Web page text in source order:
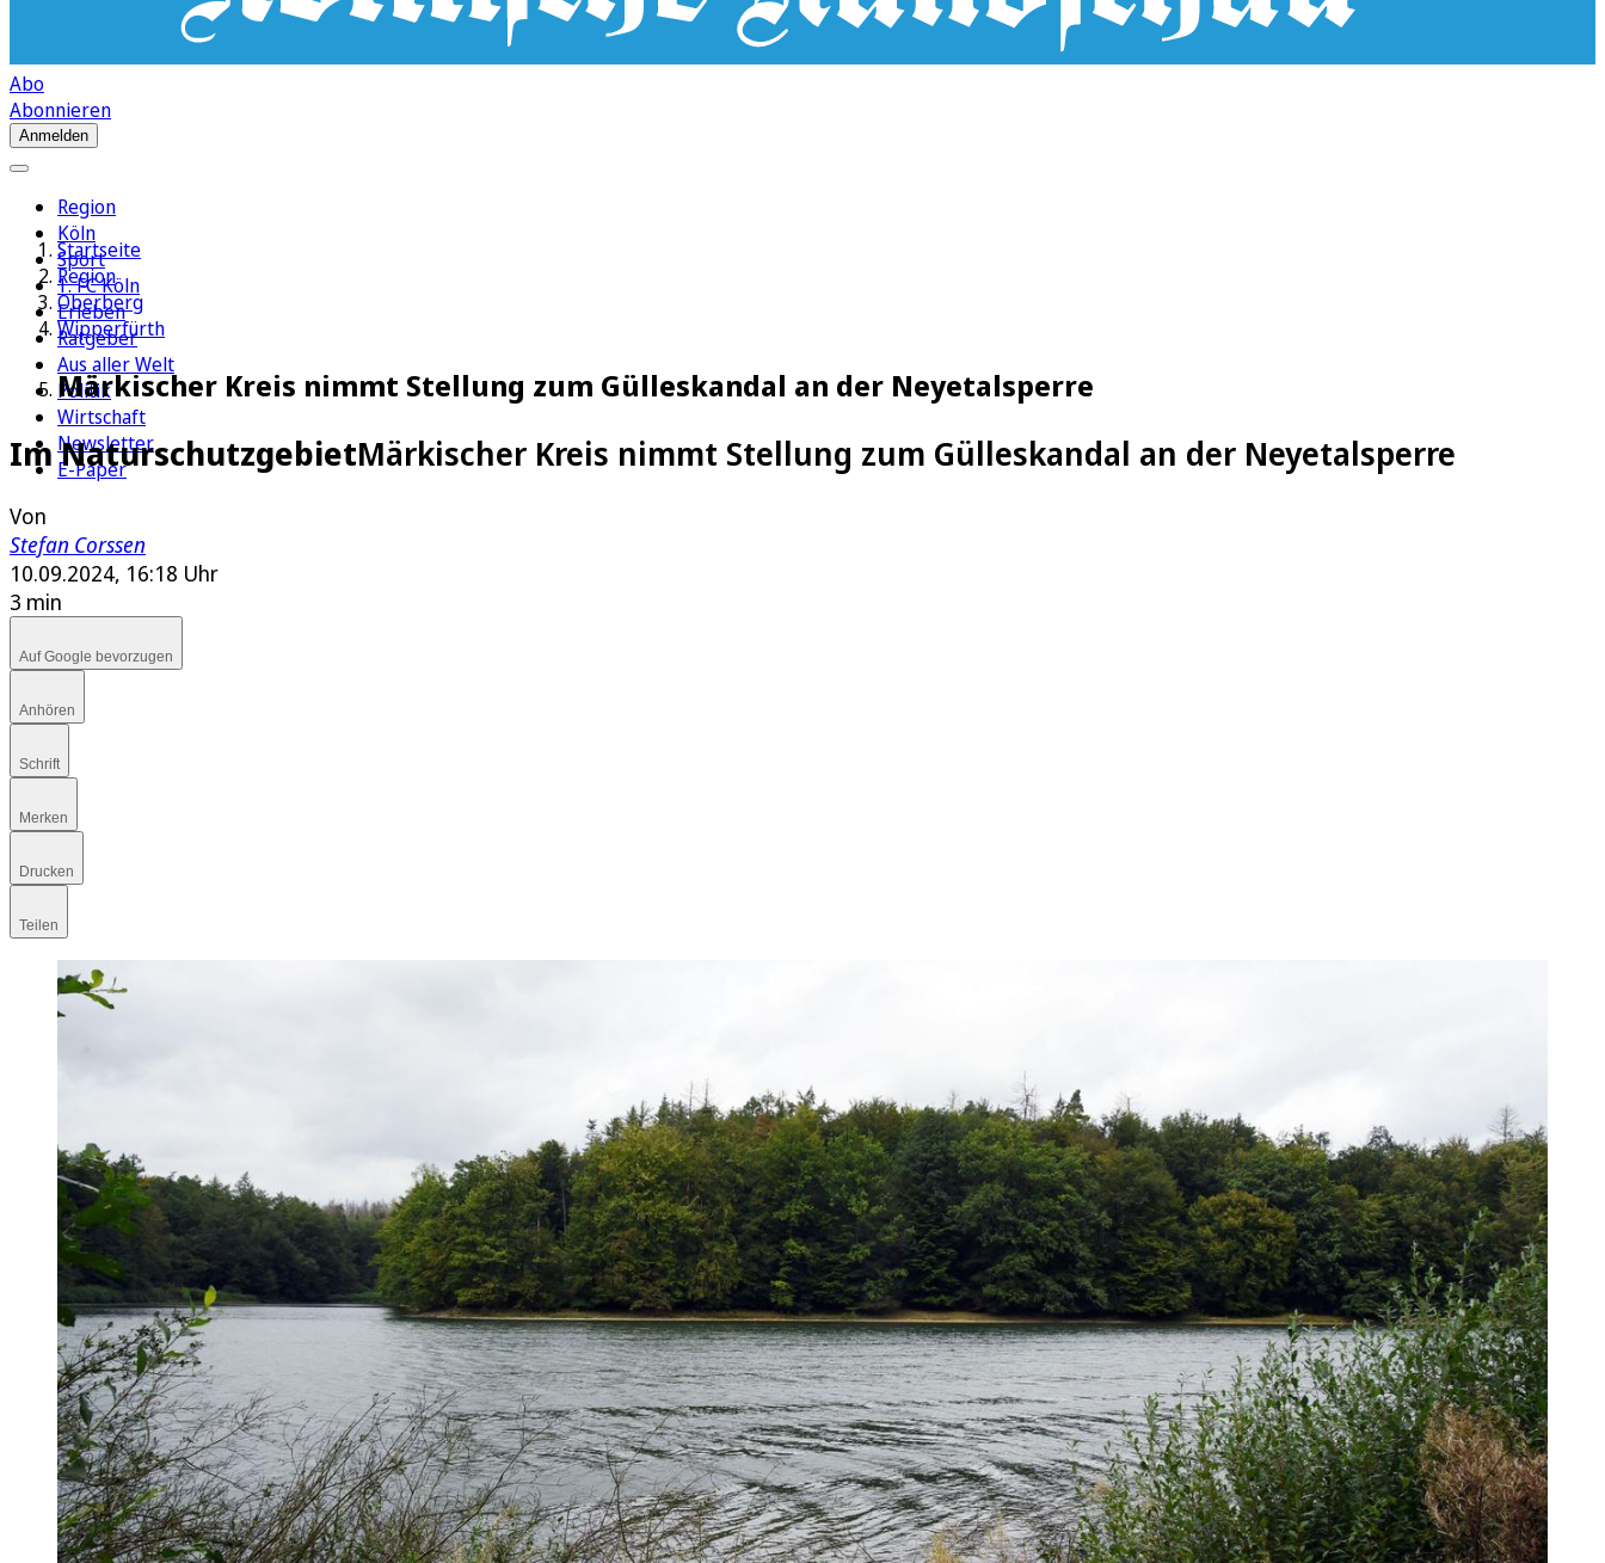
Abo
Abonnieren
Anmelden
Region
Köln
Sport
1. FC Köln
Erleben
Ratgeber
Aus aller Welt
Politik
Wirtschaft
Newsletter
E-Paper
Startseite
Region
Oberberg
Wipperfürth
Märkischer Kreis nimmt Stellung zum Gülleskandal an der Neyetalsperre
Im NaturschutzgebietMärkischer Kreis nimmt Stellung zum Gülleskandal an der Neyetalsperre
Von
Stefan Corssen
10.09.2024, 16:18 Uhr
3 min
Auf Google bevorzugen
Anhören
Schrift
Merken
Drucken
Teilen